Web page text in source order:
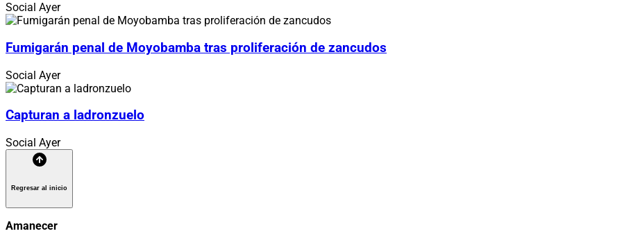
Social Ayer
Fumigarán penal de Moyobamba tras proliferación de zancudos
Social Ayer
Capturan a ladronzuelo
Social Ayer
Regresar al inicio
Amanecer